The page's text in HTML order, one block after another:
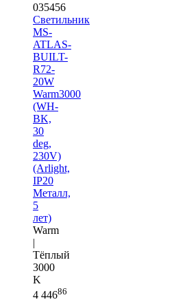
035456
Светильник
MS-
ATLAS-
BUILT-
R72-
20W
Warm3000
(WH-
BK,
30
deg,
230V)
(Arlight,
IP20
Металл,
5
лет)
Warm
|
Тёплый
3000
K
4 44686